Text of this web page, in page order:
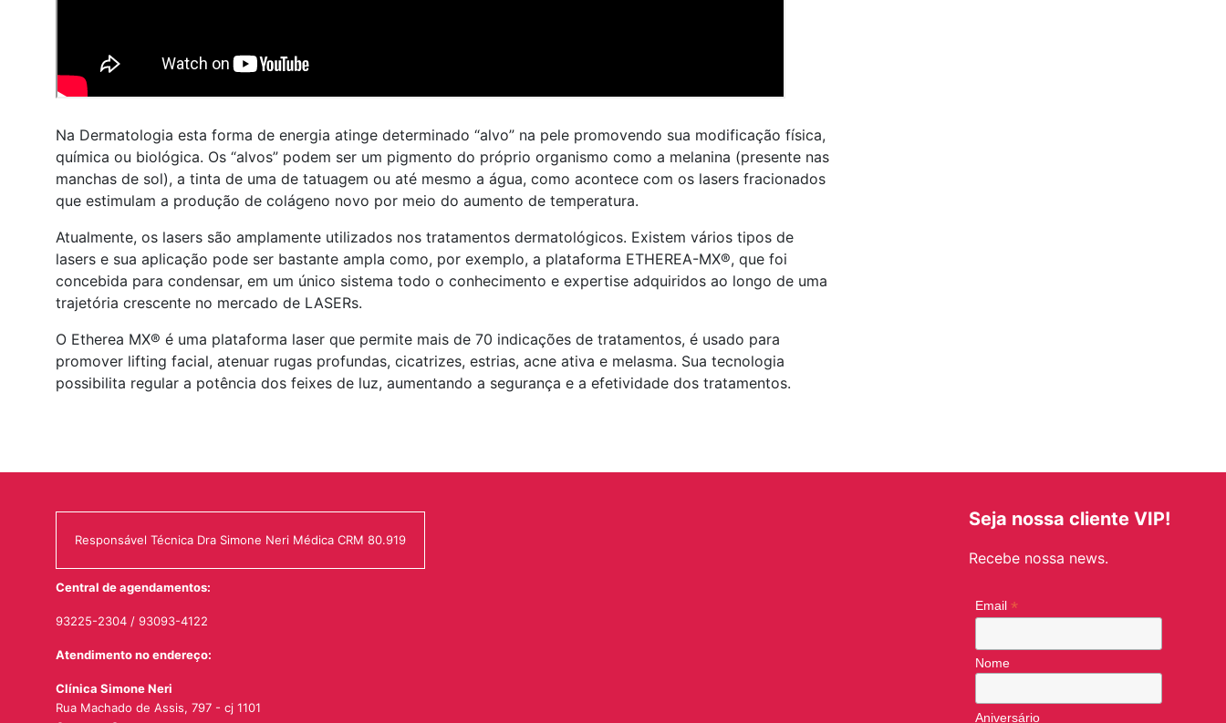
Na Dermatologia esta forma de energia atinge determinado “alvo” na pele promovendo sua modificação física,
química ou biológica. Os “alvos” podem ser um pigmento do próprio organismo como a melanina (presente nas
manchas de sol), a tinta de uma de tatuagem ou até mesmo a água, como acontece com os lasers fracionados
que estimulam a produção de colágeno novo por meio do aumento de temperatura.
Atualmente, os lasers são amplamente utilizados nos tratamentos dermatológicos. Existem vários tipos de
lasers e sua aplicação pode ser bastante ampla como, por exemplo, a plataforma ETHEREA-MX®, que foi
concebida para condensar, em um único sistema todo o conhecimento e expertise adquiridos ao longo de uma
trajetória crescente no mercado de LASERs.
O Etherea MX® é uma plataforma laser que permite mais de 70 indicações de tratamentos, é usado para
promover lifting facial, atenuar rugas profundas, cicatrizes, estrias, acne ativa e melasma. Sua tecnologia
possibilita regular a potência dos feixes de luz, aumentando a segurança e a efetividade dos tratamentos.
Seja nossa cliente VIP!
Recebe nossa news.
Email *
Nome
Aniversário
Responsável Técnica Dra Simone Neri Médica CRM 80.919
Central de agendamentos:
93225-2304 /93093-4122
Atendimento no endereço:
Clínica Simone Neri
Rua Machado de Assis, 797 - cj 1101